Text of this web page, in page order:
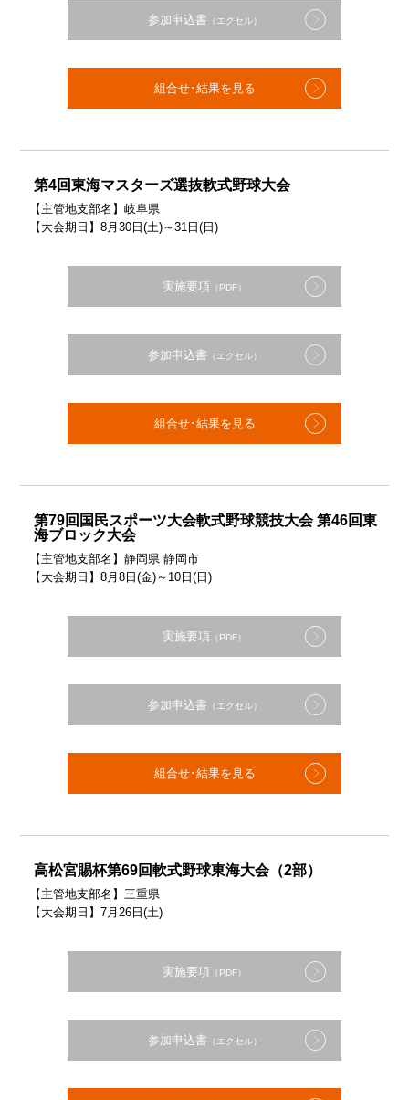
参加申込書 （エクセル）
組合せ･結果を見る
第4回東海マスターズ選抜軟式野球大会
【主管地支部名】岐阜県
【大会期日】8月30日(土)～31日(日)
実施要項 （PDF）
参加申込書 （エクセル）
組合せ･結果を見る
第79回国民スポーツ大会軟式野球競技大会 第46回東
海ブロック大会
【主管地支部名】静岡県 静岡市
【大会期日】8月8日(金)～10日(日)
実施要項 （PDF）
参加申込書 （エクセル）
組合せ･結果を見る
高松宮賜杯第69回軟式野球東海大会（2部）
【主管地支部名】三重県
【大会期日】7月26日(土)
実施要項 （PDF）
参加申込書 （エクセル）